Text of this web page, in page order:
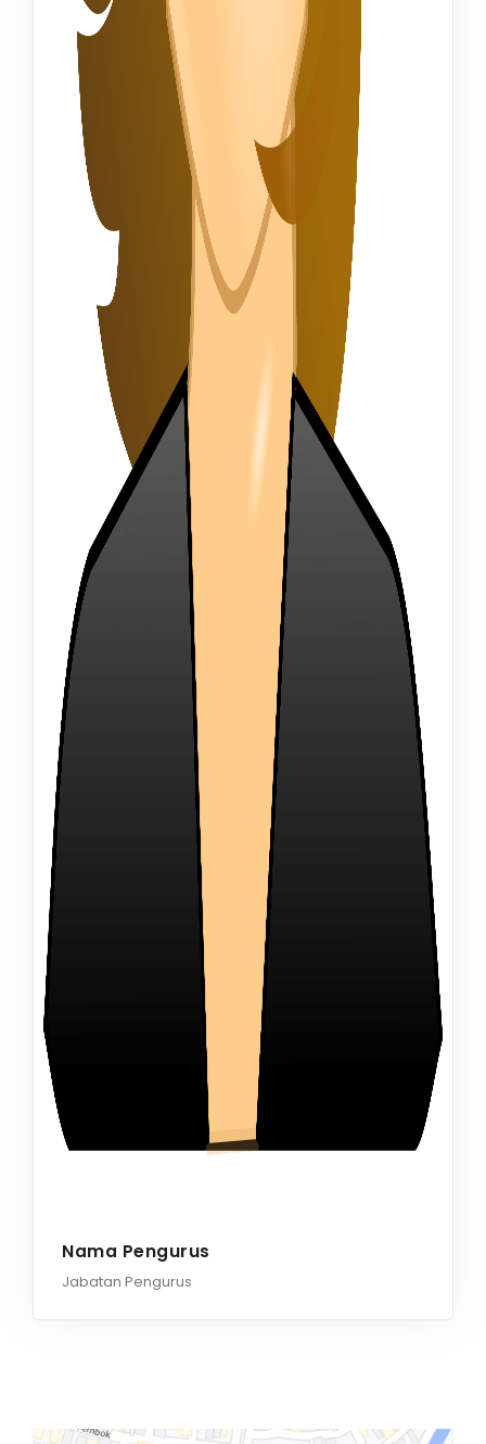
Nama Pengurus
Jabatan Pengurus